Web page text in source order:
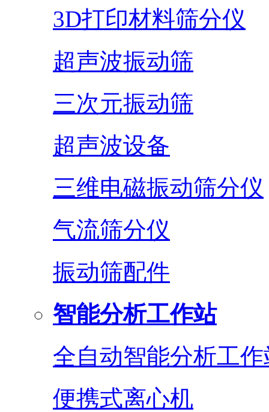
3D打印材料筛分仪
超声波振动筛
三次元振动筛
超声波设备
三维电磁振动筛分仪
气流筛分仪
振动筛配件
智能分析工作站
全自动智能分析工作
便携式离心机